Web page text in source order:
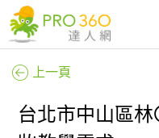
上一頁
台北市中山區林